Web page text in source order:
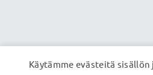
Käytämme evästeitä